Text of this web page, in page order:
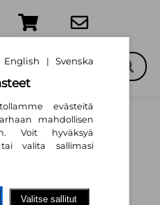
English | Svenska
evästeitä
mahdollisen
Voit hyväksyä
valita sallimasi
Valitse sallitut